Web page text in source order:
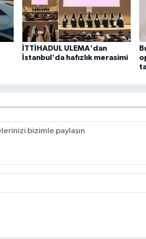
İTTİHADUL ULEMA'dan
İstanbul'da hafızlık merasimi